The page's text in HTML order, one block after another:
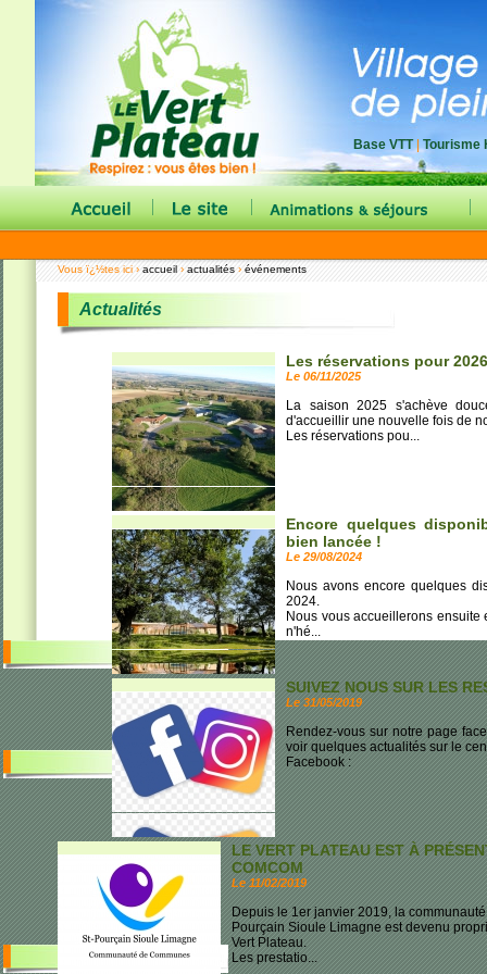
Vous ï¿½tes ici › accueil › actualités › événements
Actualités
Les réservations pour
Le 06/11/2025
La saison 2025 s'achève
d'accueillir une nouvelle fois de
Les réservations pou...
Encore quelques
bien lancée !
Le 29/08/2024
Nous avons encore quelques
2024.
Nous vous accueillerons
n'hé...
SUIVEZ NOUS SUR LES
Le 31/05/2019
Rendez-vous sur notre page
voir quelques actualités sur le
Facebook :
LE VERT PLATEAU EST À
COMCOM
Le 11/02/2019
Depuis le 1er janvier 2019, la
Pourçain Sioule Limagne est devenu
Vert Plateau.
Les prestatio...
© le Vert Plateau 2007
| | |
Base VTT|Tourisme